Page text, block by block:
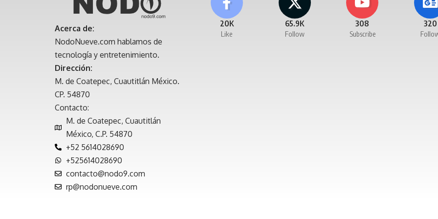
Acerca de:
NodoNueve.com hablamos de
tecnología y entretenimiento.
Dirección:
M. de Coatepec, Cuautitlán México.
CP. 54870
Contacto:
M. de Coatepec, Cuautitlán
México, C.P. 54870
+52 5614028690
+525614028690
contacto@nodo9.com
rp@nodonueve.com
20K
Like
65.9K
Follow
308
Subscribe
320